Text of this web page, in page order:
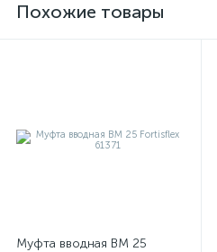
Похожие товары
Муфта вводная ВМ 25